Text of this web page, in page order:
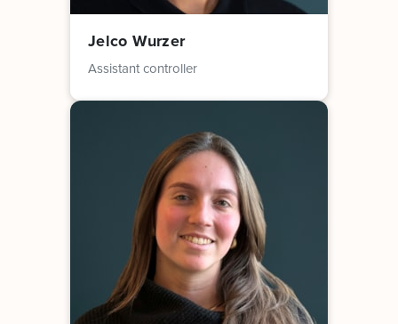
Jelco Wurzer
Assistant controller